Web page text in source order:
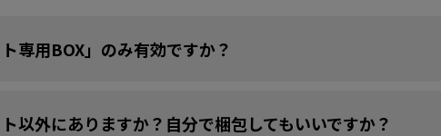
専用BOX」のみ有効ですか？
以外にありますか？自分で梱包してもいいですか？